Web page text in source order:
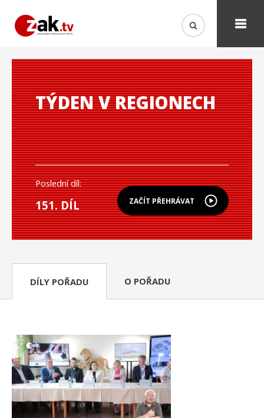
TÝDEN V REGIONECH
ZAČÍT PŘEHRÁVAT
Poslední díl:
151. DÍL
DÍLY POŘADU O POŘADU